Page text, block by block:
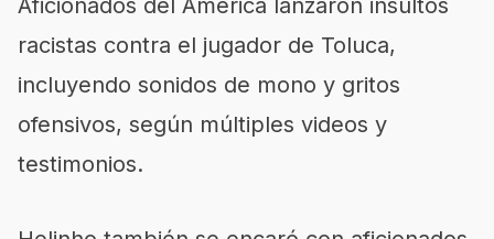
Aficionados del América lanzaron insultos
racistas contra el jugador de Toluca,
incluyendo sonidos de mono y gritos
ofensivos, según múltiples videos y
testimonios.